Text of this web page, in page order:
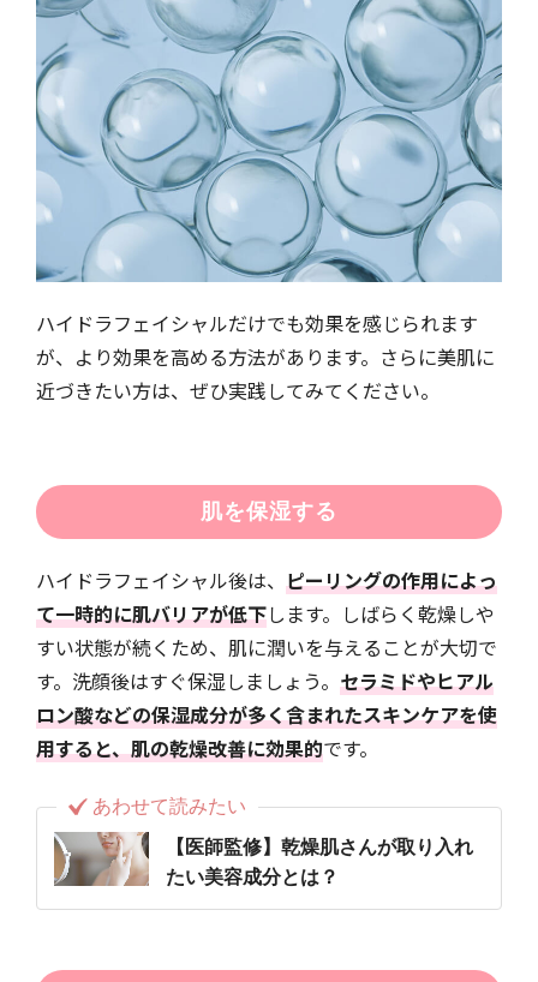
ハイドラフェイシャルだけでも効果を感じられます
が、より効果を高める方法があります。さらに美肌に
近づきたい方は、ぜひ実践してみてください。
肌を保湿する
ハイドラフェイシャル後は、 ピーリングの作用によっ
て一時的に肌バリアが低下します。しばらく乾燥しや
すい状態が続くため、肌に潤いを与えることが大切で
す。洗顔後はすぐ保湿しましょう。 セラミドやヒアル
ロン酸などの保湿成分が多く含まれたスキンケアを使
用すると、肌の乾燥改善に効果的です。
あわせて読みたい
【医師監修】乾燥肌さんが取り入れ
たい美容成分とは？